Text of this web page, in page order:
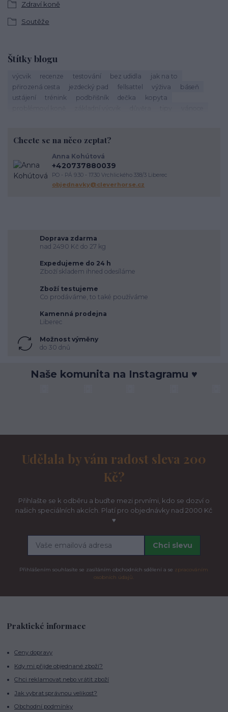
Zdraví koně
Soutěže
Štítky blogu
výcvik recenze testování bez udidla
jak na to
přirozená cesta
jezdecký pad fellsattel výživa
báseň
ustájení
trénink podbřišník dečka
kopyta
závody
podpora útulkům správný výběr
výživa koně
krmení koní veterinární péče o koně
kokosový olej
srst péče o vybavení proč
komunikace
vodění
Chcete se na něco zeptat?
Anna Kohútová
+420737880039
PO - PÁ 9.30 - 17.30 Vrchlického 338/3 Liberec
objednavky@cleverhorse.cz
Doprava zdarma
nad 2490 Kč do 27 kg
Expedujeme do 24 h
Zboží skladem ihned odesíláme
Zboží testujeme
Co prodáváme, to také používáme
Kamenná prodejna
Liberec
Možnost výměny
do 30 dnů
Naše komunita na Instagramu ♥
Udělala by vám radost sleva 200
Kč?
Přihlašte se k odběru a buďte mezi prvními, kdo se dozví o
našich speciálních akcích. Platí pro objednávky nad 2000 Kč
♥
Chci slevu
Přihlášením souhlasíte se zasíláním obchodních sdělení a se zpracováním
osobních údajů.
Praktické informace
Ceny dopravy
Kdy mi přijde objednané zboží?
Chci reklamovat nebo vrátit zboží
Jak vybrat správnou velikost?
Obchodní podmínky